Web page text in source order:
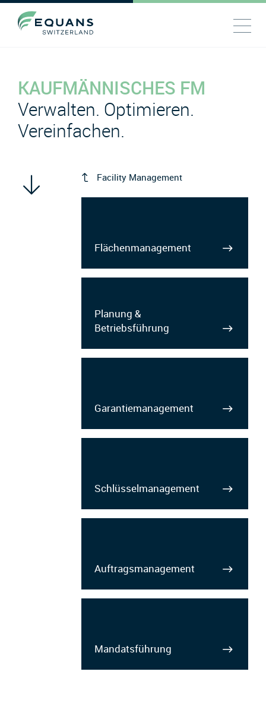
KAUFMÄNNISCHES FM
Verwalten. Optimieren.
Vereinfachen.
Facility Management
Flächenmanagement
Planung &
Betriebsführung
Garantiemanagement
Schlüsselmanagement
Auftragsmanagement
Mandatsführung